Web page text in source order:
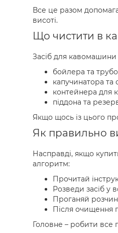
Все це разом
висоті.
Що чистити в
Засіб для кавомашини
бойлера та
капучинатора та
контейнера для
піддона та
Якщо щось із цього
Як правильно
Насправді, якщо
алгоритм:
Прочитай
Розведи засіб у
Проганяй
Після очищення
Головне – робити все